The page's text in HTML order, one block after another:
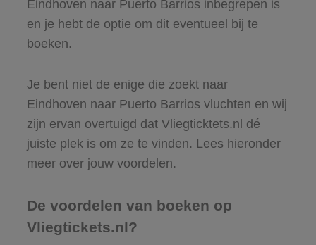
Eindhoven naar Puerto Barrios inbegrepen is
en je hebt de optie om dit eventueel bij te
boeken.
Je bent niet de enige die zoekt naar
Eindhoven naar Puerto Barrios vluchten en wij
zijn ervan overtuigd dat Vliegticktets.nl dé
juiste plek is om ze te vinden. Lees hieronder
meer over jouw voordelen.
De voordelen van boeken op
Vliegtickets.nl?